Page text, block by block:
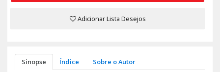
Adicionar Lista Desejos
Sinopse Índice Sobre o Autor